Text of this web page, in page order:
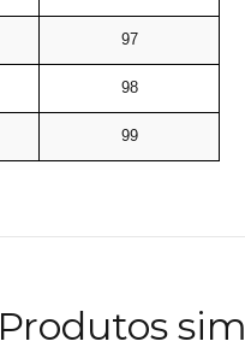
97
98
99
Produtos